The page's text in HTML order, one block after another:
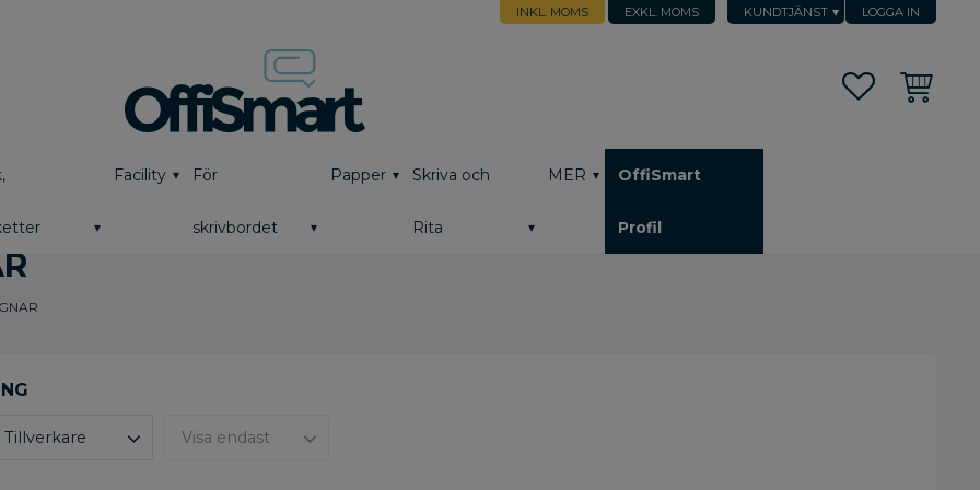
KUNDTJÄNST LOGGA IN
INKL. MOMS EXKL. MOMS
FavoriterKundvagn
Facility För
skrivbordet
Papper Skriva och
Rita
MER OffiSmart
Profil
Tillverkare Visa endast